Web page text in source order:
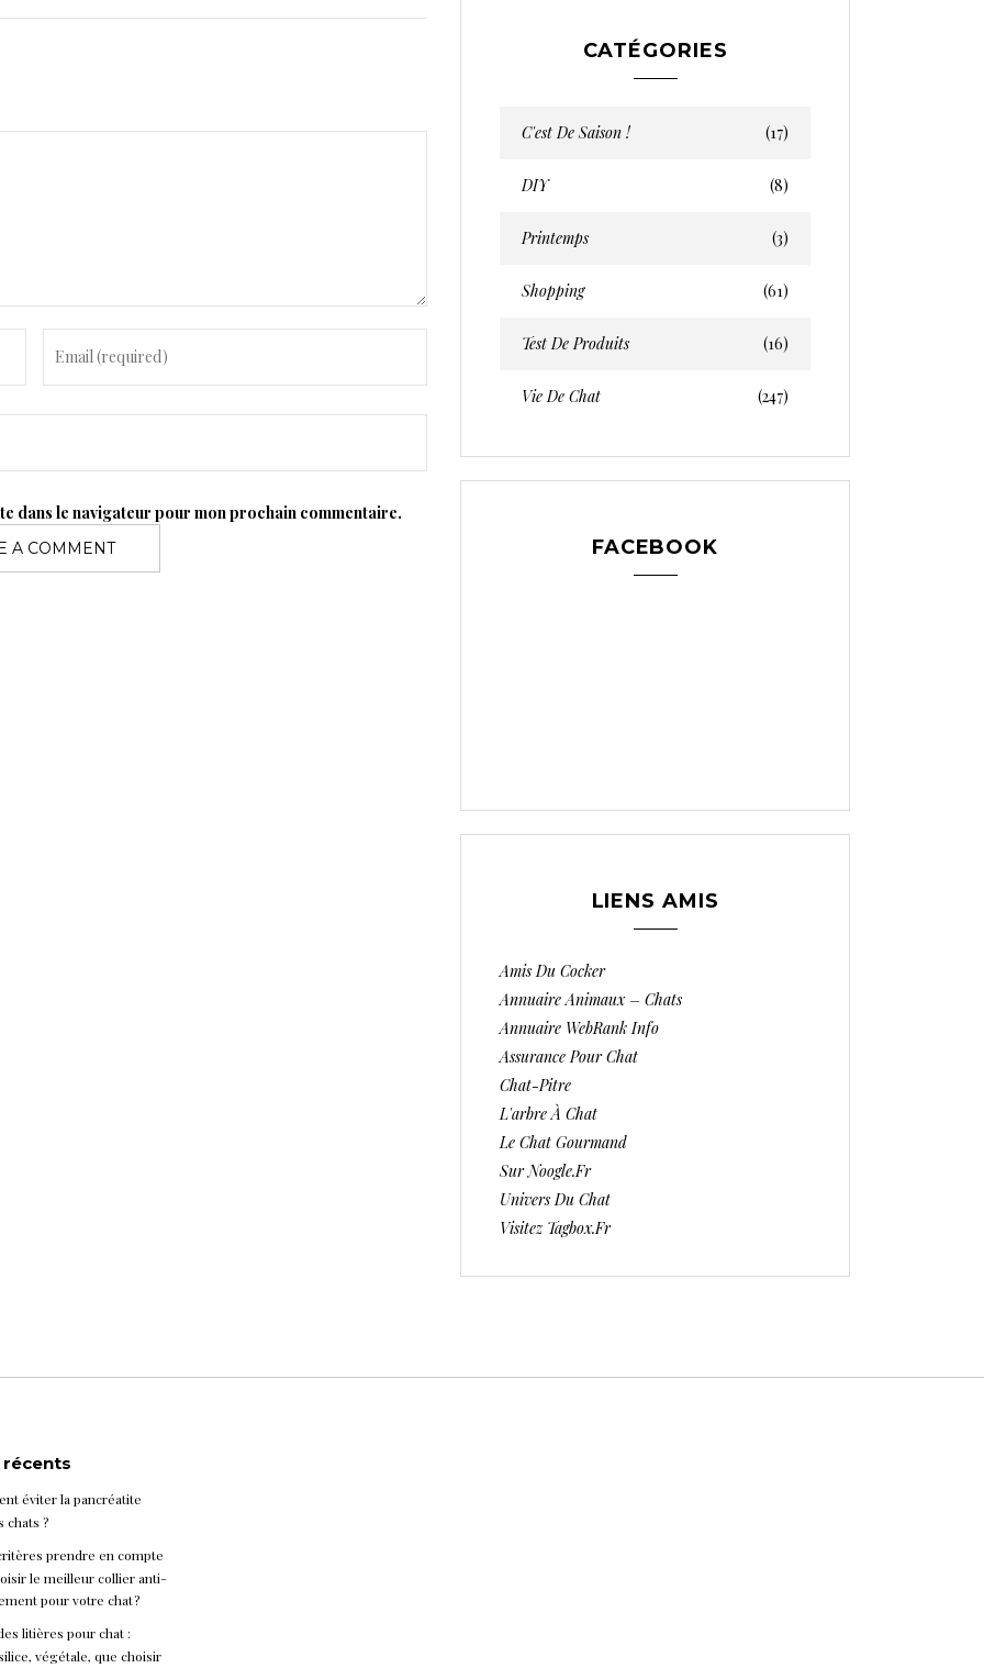
dans le navigateur pour mon prochain commentaire.
CATÉGORIES
C'est De Saison ! (17)
DIY (8)
Printemps (3)
Shopping (61)
Test De Produits (16)
Vie De Chat (247)
FACEBOOK
LIENS AMIS
Amis Du Cocker
Annuaire Animaux – Chats
Annuaire WebRank Info
Assurance Pour Chat
Chat-Pitre
L'arbre À Chat
Le Chat Gourmand
Sur Noogle.fr
Univers Du Chat
Visitez Tagbox.fr
éviter la pancréatite
chats ?
prendre en compte
le meilleur collier anti-
pour votre chat ?
litières pour chat :
végétale, que choisir